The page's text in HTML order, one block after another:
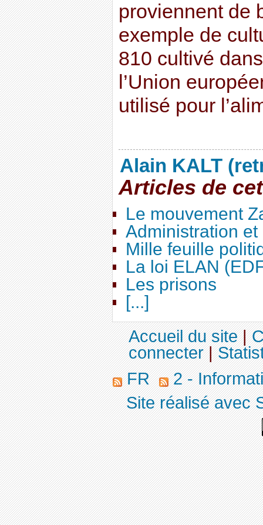
proviennent de
exemple de
810 cultivé
l’Union
utilisé pour
Alain KALT
Articles de
Le mouvement
Administration
Mille feuille
La loi ELAN
Les prisons
[...]
Accueil du site|
connecter|
FR
2 -
Site réalisé avec